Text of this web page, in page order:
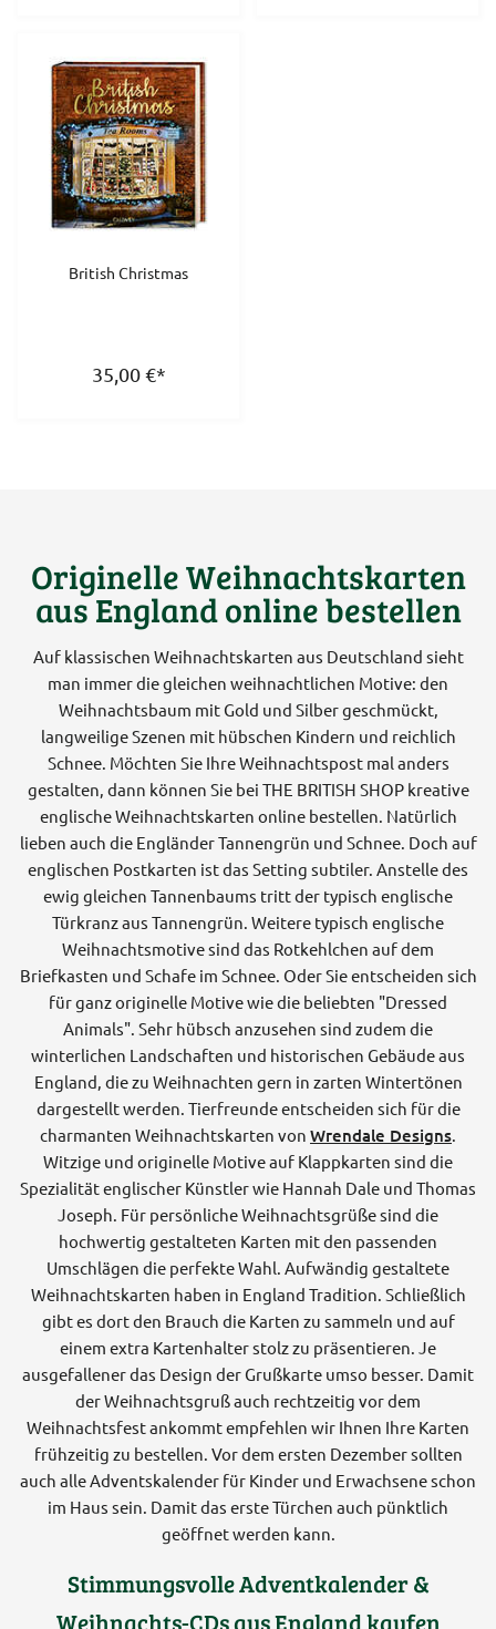
British Christmas
35,00€*
Originelle Weihnachtskarten
aus England online bestellen
Auf klassischen Weihnachtskarten aus Deutschland sieht
man immer die gleichen weihnachtlichen Motive: den
Weihnachtsbaum mit Gold und Silber geschmückt,
langweilige Szenen mit hübschen Kindern und reichlich
Schnee. Möchten Sie Ihre Weihnachtspost mal anders
gestalten, dann können Sie bei THE BRITISH SHOP kreative
englische Weihnachtskarten online bestellen. Natürlich
lieben auch die Engländer Tannengrün und Schnee. Doch auf
englischen Postkarten ist das Setting subtiler. Anstelle des
ewig gleichen Tannenbaums tritt der typisch englische
Türkranz aus Tannengrün. Weitere typisch englische
Weihnachtsmotive sind das Rotkehlchen auf dem
Briefkasten und Schafe im Schnee. Oder Sie entscheiden sich
für ganz originelle Motive wie die beliebten "Dressed
Animals". Sehr hübsch anzusehen sind zudem die
winterlichen Landschaften und historischen Gebäude aus
England, die zu Weihnachten gern in zarten Wintertönen
dargestellt werden. Tierfreunde entscheiden sich für die
charmanten Weihnachtskarten von Wrendale Designs.
Witzige und originelle Motive auf Klappkarten sind die
Spezialität englischer Künstler wie Hannah Dale und Thomas
Joseph. Für persönliche Weihnachtsgrüße sind die
hochwertig gestalteten Karten mit den passenden
Umschlägen die perfekte Wahl. Aufwändig gestaltete
Weihnachtskarten haben in England Tradition. Schließlich
gibt es dort den Brauch die Karten zu sammeln und auf
einem extra Kartenhalter stolz zu präsentieren. Je
ausgefallener das Design der Grußkarte umso besser. Damit
der Weihnachtsgruß auch rechtzeitig vor dem
Weihnachtsfest ankommt empfehlen wir Ihnen Ihre Karten
frühzeitig zu bestellen. Vor dem ersten Dezember sollten
auch alle Adventskalender für Kinder und Erwachsene schon
im Haus sein. Damit das erste Türchen auch pünktlich
geöffnet werden kann.
Stimmungsvolle Adventkalender &
Weihnachts-CDs aus England kaufen